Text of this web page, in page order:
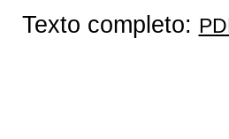
Texto completo: